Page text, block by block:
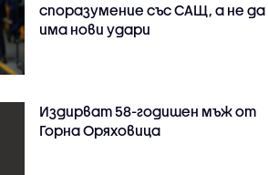
споразумение със САЩ, а не да
има нови удари
Издирват 58-годишен мъж от
Горна Оряховица